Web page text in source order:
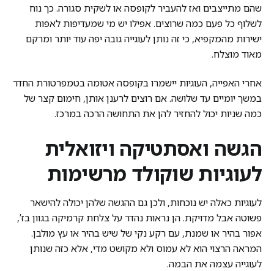
שהם מתייצבים ואז להעביר לקופסה או לשקית סגורה. כך נוח
לשלוף כל פעם כמה שרוצים. אפילו יש מי שמעדיפות לאפות
ישירות מהמקפיא, כי זה נותן לעוגייה גובה יפה עוד יותר ומרקם
מאוד מוצלח.
אחרי האפייה, העוגיות יישמרו בקופסה אטומה בטמפרטורת החדר
במשך יומיים עד שלושה. אם רוצים לרענן אותן, חימום קצר של
כמה שניות יכול להחזיר להן את התחושה הרכה במרכז.
הגשה ואסתטיקה ויזואלית
לעוגיות שוקולד מרשימות
לעוגיות כאלה יש נוכחות, ולכן גם ההגשה שלהן יכולה להישאר
פשוטה אבל מדויקת. הן נראות נהדר על צלחת קרמיקה בגוון בז’,
אפור בהיר או שמנת, עם רקע נקי של שיש בהיר או עץ מולבן.
המראה הרצוי הוא לא עמוס ולא מקושט מדי, אלא כזה שנותן
לעוגייה עצמה את הבמה.